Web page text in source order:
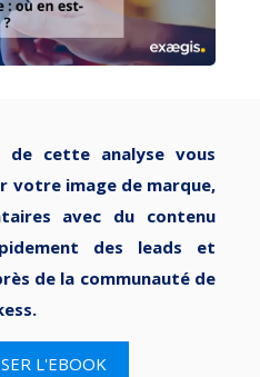
de cette analyse vous
votre image de marque,
avec du contenu
des leads et
de la communauté de
L'EBOOK